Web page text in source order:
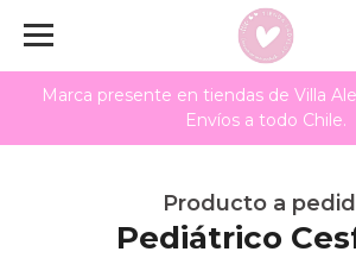
Marca presente en tiendas de Villa
Envíos a todo Chile.
Producto a
Pediátrico